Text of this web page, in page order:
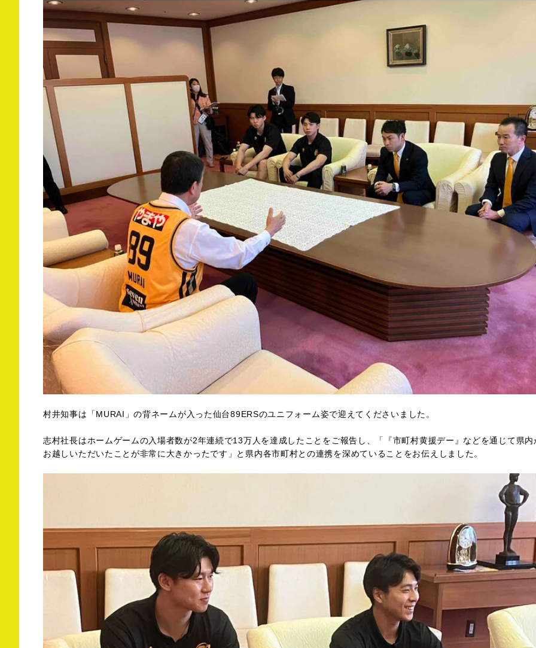
村井知事は「MURAI」の背ネームが入った仙台89ERSのユニフォーム姿で迎えてくださいました。
志村社長はホームゲームの入場者数が2年連続で13万人を達成したことをご報告し、「『市町村黄援デー』などを通じて県内
お越しいただいたことが非常に大きかったです」と県内各市町村との連携を深めていることをお伝えしました。